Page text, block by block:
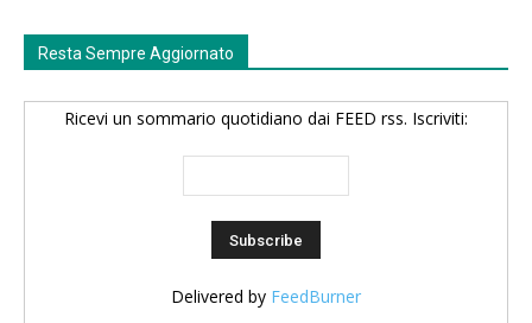
Resta Sempre Aggiornato
Ricevi un sommario quotidiano dai FEED rss. Iscriviti:
Delivered by FeedBurner